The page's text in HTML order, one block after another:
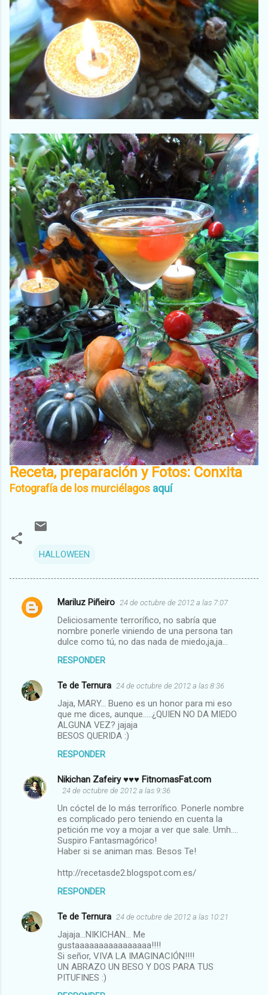
Receta, preparación y Fotos: Conxita
Fotografía de los murciélagos aquí
HALLOWEEN
C
t
s
Mariluz Piñeiro 24 de octubre de 2012 a las 7:07
Deliciosamente terrorífico, no sabría que
nombre ponerle viniendo de una persona tan
dulce como tú, no das nada de miedo,ja,ja...
RESPONDER
Te de Ternura 24 de octubre de 2012 a las 8:36
Jaja, MARY... Bueno es un honor para mi eso
que me dices, aunque.....¿QUIEN NO DA MIEDO
ALGUNA VEZ? jajaja
BESOS QUERIDA :)
RESPONDER
Nikichan Zafeiry ♥♥♥ FitnomasFat.com
24 de octubre de 2012 a las 9:36
Un cóctel de lo más terrorífico. Ponerle nombre
es complicado pero teniendo en cuenta la
petición me voy a mojar a ver que sale. Umh....
Suspiro Fantasmagórico!
Haber si se animan mas. Besos Te!
http://recetasde2.blogspot.com.es/
RESPONDER
Te de Ternura 24 de octubre de 2012 a las 10:21
Jajaja...NIKICHAN... Me
gustaaaaaaaaaaaaaaaa!!!!
Si señor, VIVA LA IMAGINACIÓN!!!!
UN ABRAZO UN BESO Y DOS PARA TUS
PITUFINES :)